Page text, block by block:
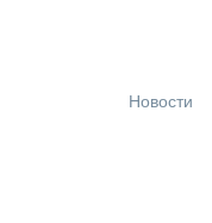
Новости